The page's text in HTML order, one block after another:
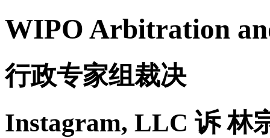
WIPO Arbitration
行政专家组裁决
Instagram, LLC 诉 林